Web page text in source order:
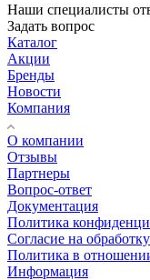
Наши специалисты
Задать вопрос
Каталог
Акции
Бренды
Новости
Компания
О компании
Отзывы
Партнеры
Вопрос-ответ
Документация
Политика
Согласие на
Политика в
Информация